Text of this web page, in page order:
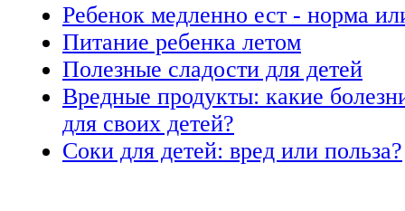
Ребенок медленно ест - норма
Питание ребенка летом
Полезные сладости для детей
Вредные продукты: какие
для своих детей?
Соки для детей: вред или польза?